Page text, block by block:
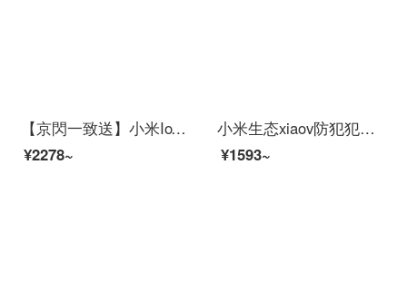
【京閃一致送】小米IoT米家xiaov米家apレインテジョンビディオカメレオン監視HD室内配線360°パノラマ防侵カメラA 1 m家款无1080 p 2.8 mm
¥2278~
小米生态xiaov防犯犯カメラ2 Kwifi moni-家庭用スマホリモトでレンテックスビルビルビル版室内视线ワヤレHD xiaovライン64
¥1593~